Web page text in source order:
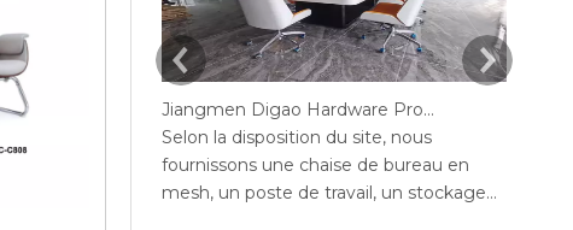
Jiangmen Digao Hardware Products Company
Selon la disposition du site, nous
fournissons une chaise de bureau en
mesh, un poste de travail, un stockage